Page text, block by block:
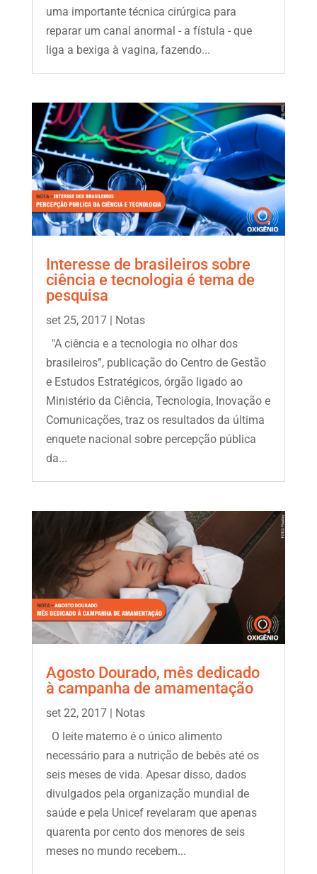
uma importante técnica cirúrgica para
reparar um canal anormal - a fístula - que
liga a bexiga à vagina, fazendo...
Interesse de brasileiros sobre
ciência e tecnologia é tema de
pesquisa
set 25, 2017| Notas
"A ciência e a tecnologia no olhar dos
brasileiros”, publicação do Centro de Gestão
e Estudos Estratégicos, órgão ligado ao
Ministério da Ciência, Tecnologia, Inovação e
Comunicações, traz os resultados da última
enquete nacional sobre percepção pública
da...
Agosto Dourado, mês dedicado
à campanha de amamentação
set 22, 2017| Notas
O leite materno é o único alimento
necessário para a nutrição de bebês até os
seis meses de vida. Apesar disso, dados
divulgados pela organização mundial de
saúde e pela Unicef revelaram que apenas
quarenta por cento dos menores de seis
meses no mundo recebem...